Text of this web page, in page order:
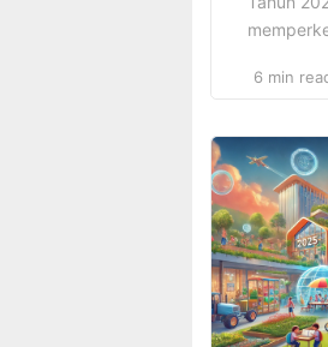
Namun,
cepat
fashion,
elegan
tidak
6 min